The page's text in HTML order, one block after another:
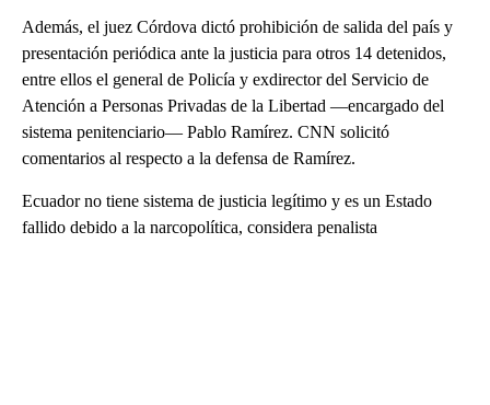
Además, el juez Córdova dictó prohibición de salida del país y
presentación periódica ante la justicia para otros 14 detenidos,
entre ellos el general de Policía y exdirector del Servicio de
Atención a Personas Privadas de la Libertad ―encargado del
sistema penitenciario― Pablo Ramírez. CNN solicitó
comentarios al respecto a la defensa de Ramírez.
Ecuador no tiene sistema de justicia legítimo y es un Estado
fallido debido a la narcopolítica, considera penalista